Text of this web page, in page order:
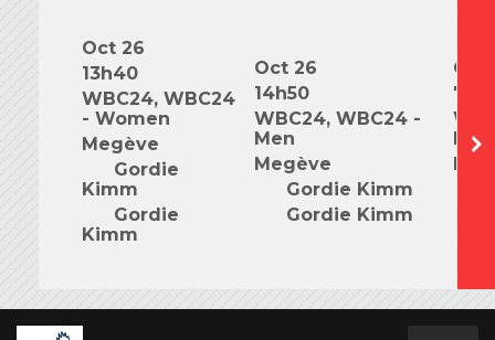
Oct 26
13h40
WBC24, WBC24
- Women
Megève
Gordie
Kimm
Gordie
Kimm
Oct 26
14h50
WBC24, WBC24 -
Men
Megève
Gordie Kimm
Gordie Kimm
Oct